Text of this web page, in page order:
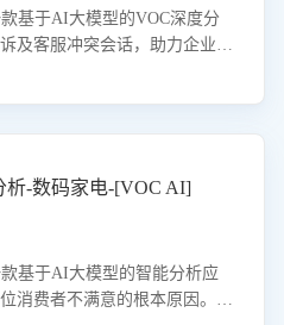
基于AI大模型的VOC深度分
及客服冲突会话，助力企业精
并客观评估客服应对合理性与
牌声誉，实现客户满意度的持
析-数码家电-[VOC AI]
基于AI大模型的智能分析应
消费者不满意的根本原因。该